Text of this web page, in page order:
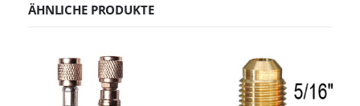
ÄHNLICHE PRODUKTE